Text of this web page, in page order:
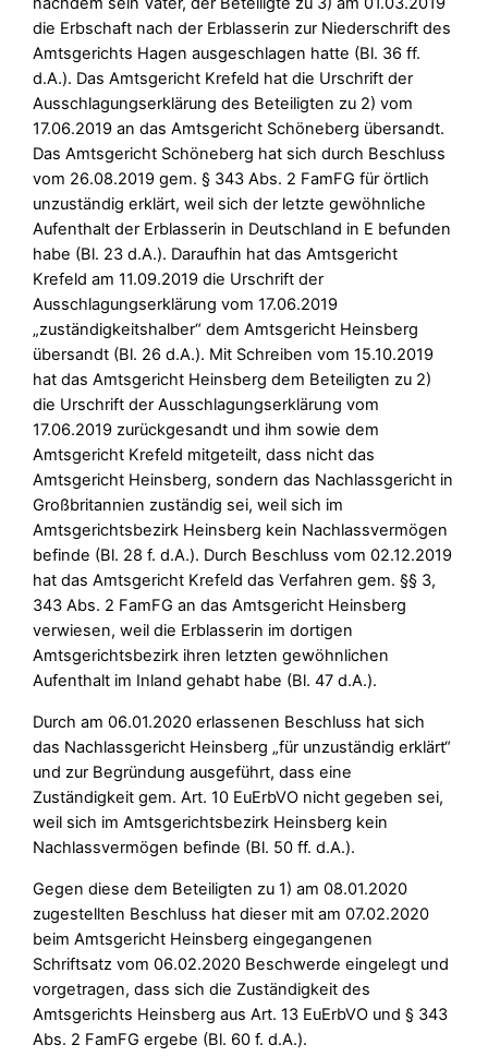
die Erbschaft nach der Erblasserin zur Niederschrift des
Amtsgerichts Hagen ausgeschlagen hatte (Bl. 36 ff.
d.A.). Das Amtsgericht Krefeld hat die Urschrift der
Ausschlagungserklärung des Beteiligten zu 2) vom
17.06.2019 an das Amtsgericht Schöneberg übersandt.
Das Amtsgericht Schöneberg hat sich durch Beschluss
vom 26.08.2019 gem. § 343 Abs. 2 FamFG für örtlich
unzuständig erklärt, weil sich der letzte gewöhnliche
Aufenthalt der Erblasserin in Deutschland in E befunden
habe (Bl. 23 d.A.). Daraufhin hat das Amtsgericht
Krefeld am 11.09.2019 die Urschrift der
Ausschlagungserklärung vom 17.06.2019
„zuständigkeitshalber“ dem Amtsgericht Heinsberg
übersandt (Bl. 26 d.A.). Mit Schreiben vom 15.10.2019
hat das Amtsgericht Heinsberg dem Beteiligten zu 2)
die Urschrift der Ausschlagungserklärung vom
17.06.2019 zurückgesandt und ihm sowie dem
Amtsgericht Krefeld mitgeteilt, dass nicht das
Amtsgericht Heinsberg, sondern das Nachlassgericht in
Großbritannien zuständig sei, weil sich im
Amtsgerichtsbezirk Heinsberg kein Nachlassvermögen
befinde (Bl. 28 f. d.A.). Durch Beschluss vom 02.12.2019
hat das Amtsgericht Krefeld das Verfahren gem. §§ 3,
343 Abs. 2 FamFG an das Amtsgericht Heinsberg
verwiesen, weil die Erblasserin im dortigen
Amtsgerichtsbezirk ihren letzten gewöhnlichen
Aufenthalt im Inland gehabt habe (Bl. 47 d.A.).
Durch am 06.01.2020 erlassenen Beschluss hat sich
das Nachlassgericht Heinsberg „für unzuständig erklärt“
und zur Begründung ausgeführt, dass eine
Zuständigkeit gem. Art. 10 EuErbVO nicht gegeben sei,
weil sich im Amtsgerichtsbezirk Heinsberg kein
Nachlassvermögen befinde (Bl. 50 ff. d.A.).
Gegen diese dem Beteiligten zu 1) am 08.01.2020
zugestellten Beschluss hat dieser mit am 07.02.2020
beim Amtsgericht Heinsberg eingegangenen
Schriftsatz vom 06.02.2020 Beschwerde eingelegt und
vorgetragen, dass sich die Zuständigkeit des
Amtsgerichts Heinsberg aus Art. 13 EuErbVO und § 343
Abs. 2 FamFG ergebe (Bl. 60 f. d.A.).